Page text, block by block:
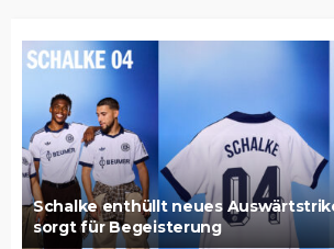
Schalke enthüllt neues
sorgt für Begeisterung